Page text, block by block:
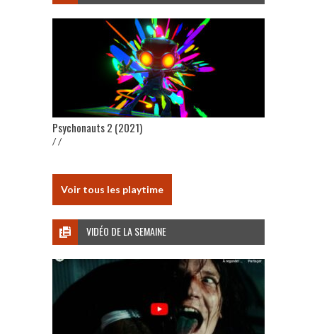
Psychonauts 2 (2021)
/ /
Voir tous les playtime
VIDÉO DE LA SEMAINE